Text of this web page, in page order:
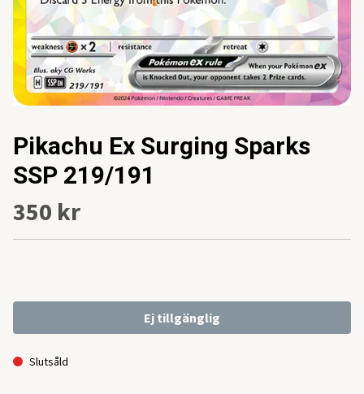
Pikachu Ex Surging Sparks
SSP 219/191
350 kr
Ej tillgänglig
Slutsåld